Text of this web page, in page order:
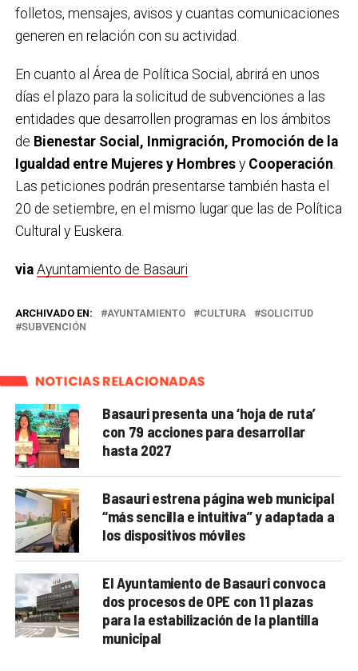
folletos, mensajes, avisos y cuantas comunicaciones
generen en relación con su actividad.
En cuanto al Área de Política Social, abrirá en unos
días el plazo para la solicitud de subvenciones a las
entidades que desarrollen programas en los ámbitos
de Bienestar Social, Inmigración, Promoción de la
Igualdad entre Mujeres y Hombresy Cooperación
Las peticiones podrán presentarse también hasta el
20 de setiembre, en el mismo lugar que las de Política
Cultural y Euskera.
via Ayuntamiento de Basauri
ARCHIVADO EN: AYUNTAMIENTO CULTURA
SOLICITUD
SUBVENCIÓN
NOTICIAS RELACIONADAS
Basauri presenta una ‘hoja de ruta’
con 79 acciones para desarrollar
hasta 2027
Basauri estrena página web municipal
“más sencilla e intuitiva” y adaptada a
los dispositivos móviles
El Ayuntamiento de Basauri convoca
dos procesos de OPE con 11 plazas
para la estabilización de la plantilla
municipal